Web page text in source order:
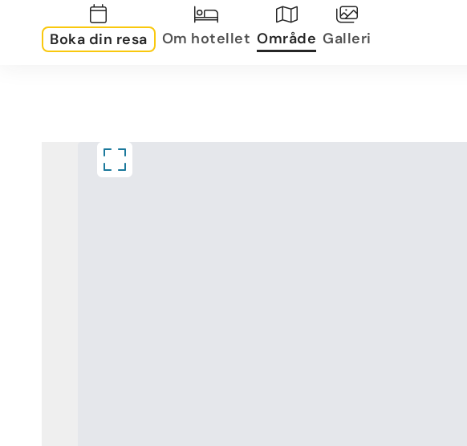
populära stranden Cala Marçal, som är känd för sin fina
sand och kristallklara vatten. Portocolom är en charmig
fiskeby med en vacker hamn, traditionell mallorkinsk
Övrig information
Observera att en lokal turistskatt tillkommer på de
Baleariska öarna och betalas direkt till hotellet vid
Boka din resa Om hotellet Område Galleri